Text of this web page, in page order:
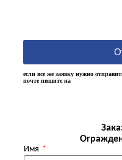
если все же заявку нужно
почте пишите на
Имя